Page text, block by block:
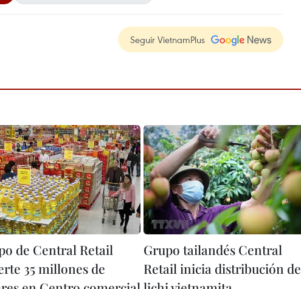
Seguir VietnamPlus
de Central Retail
35 millones de
Grupo tailandés Central
Retail inicia distribución de